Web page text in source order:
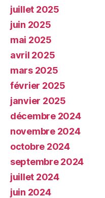
juillet 2025
juin 2025
mai 2025
avril 2025
mars 2025
février 2025
janvier 2025
décembre 2024
novembre 2024
octobre 2024
septembre 2024
juillet 2024
juin 2024